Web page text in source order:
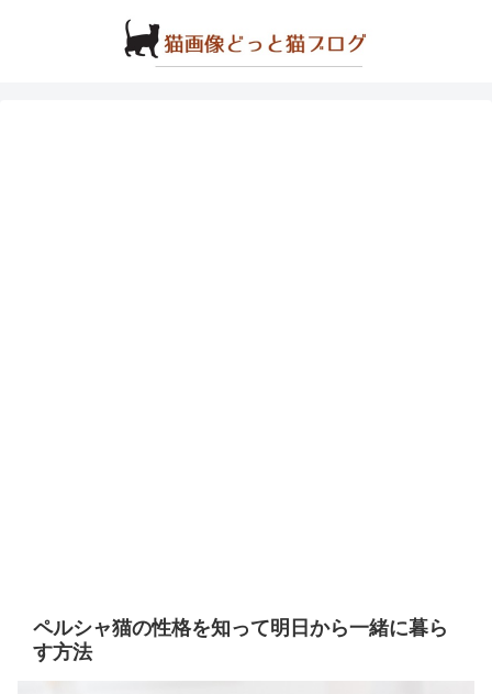
ペルシャ猫の性格を知って明日から一緒に暮ら
す方法